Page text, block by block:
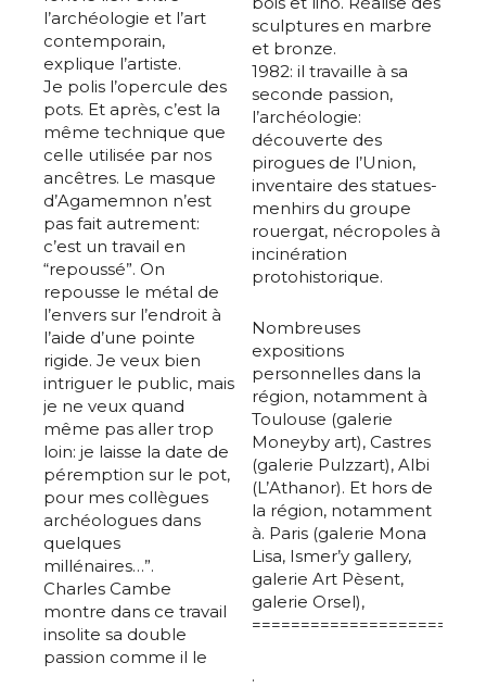
l’archéologie et l’art
contemporain,
explique l’artiste.
Je polis l’opercule des
pots. Et après, c’est la
même technique que
celle utilisée par nos
ancêtres. Le masque
d’Agamemnon n’est
pas fait autrement:
c’est un travail en
“repoussé”. On
repousse le métal de
l’envers sur l’endroit à
l’aide d’une pointe
rigide. Je veux bien
intriguer le public, mais
je ne veux quand
même pas aller trop
loin: je laisse la date de
péremption sur le pot,
pour mes collègues
archéologues dans
quelques
millénaires…”.
Charles Cambe
montre dans ce travail
insolite sa double
passion comme il le
sculptures en marbre
et bronze.
1982: il travaille à sa
seconde passion,
l’archéologie:
découverte des
pirogues de l’Union,
inventaire des statues-
menhirs du groupe
rouergat, nécropoles à
incinération
protohistorique.
Nombreuses
expositions
personnelles dans la
région, notamment à
Toulouse (galerie
Moneyby art), Castres
(galerie Pulzzart), Albi
(L’Athanor). Et hors de
la région, notamment
à. Paris (galerie Mona
Lisa, Ismer’y gallery,
galerie Art Pèsent,
galerie Orsel),
.